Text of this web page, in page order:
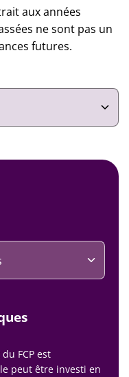
aux années
ne sont pas un
futures.
FCP est
peut être investi en